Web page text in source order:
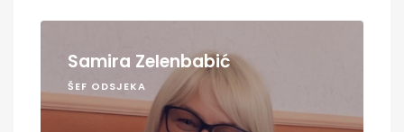
Samira Zelenbabić
ŠEF ODSJEKA